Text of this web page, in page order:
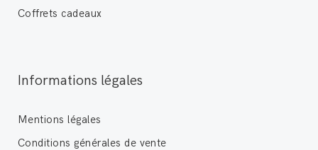
Coffrets cadeaux
Informations légales
Mentions légales
Conditions générales de vente